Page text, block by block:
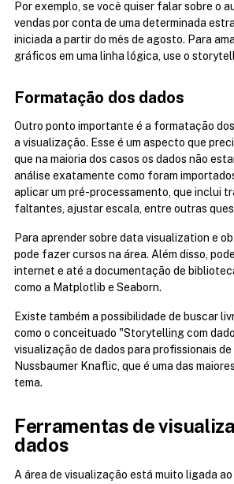
Por exemplo, se você quiser falar sobre o
vendas por conta de uma determinada
iniciada a partir do mês de agosto. Para
gráficos em uma linha lógica, use o
Formatação dos dados
Outro ponto importante é a formatação
a visualização. Esse é um aspecto que
que na maioria dos casos os dados não
análise exatamente como foram
aplicar um pré-processamento, que inclui
faltantes, ajustar escala, entre outras
Para aprender sobre data visualization e
pode fazer cursos na área. Além disso,
internet e até a documentação de
como a Matplotlib e Seaborn.
Existe também a possibilidade de buscar
como o conceituado "Storytelling com
visualização de dados para profissionais
Nussbaumer Knaflic, que é uma das
tema.
Ferramentas de
dados
A área de visualização está muito ligada